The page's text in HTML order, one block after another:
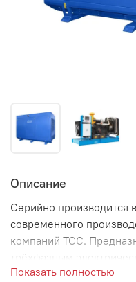
Описание
Серийно производится
современного
компаний ТСС.
трёхфазным
В, любых объектов-
Показать полностью